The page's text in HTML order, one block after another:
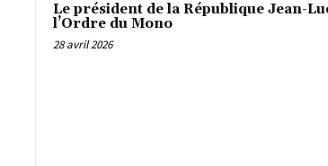
Le président de la République Jean-
l’Ordre du Mono
28 avril 2026